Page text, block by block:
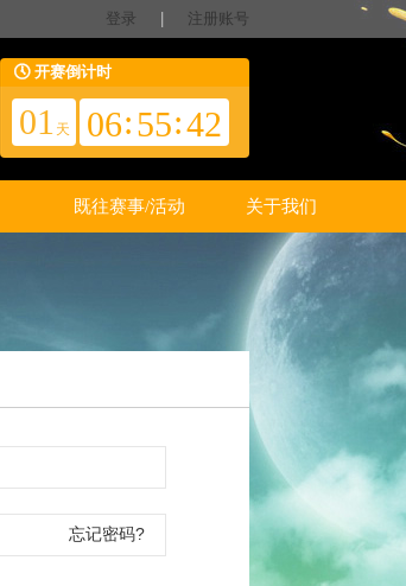
登录 注册账号
开赛倒计时
01 天 06:55:41
既往赛事/活动 关于我们
忘记密码?